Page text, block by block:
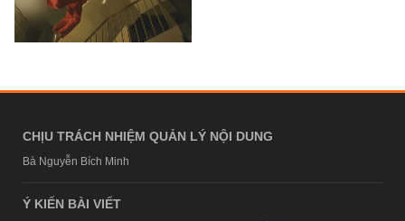
CHỊU TRÁCH NHIỆM QUẢN LÝ NỘI DUNG
Bà Nguyễn Bích Minh
Ý KIẾN BÀI VIẾT